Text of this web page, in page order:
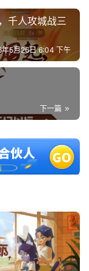
千人攻城战三
5月26日 6:04 下午
下一篇